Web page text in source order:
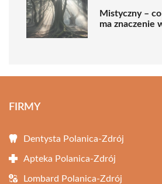
Mistyczny –
ma znaczenie
FIRMY
Dentysta Polanica-Zdrój
Apteka Polanica-Zdrój
Lombard Polanica-Zdrój